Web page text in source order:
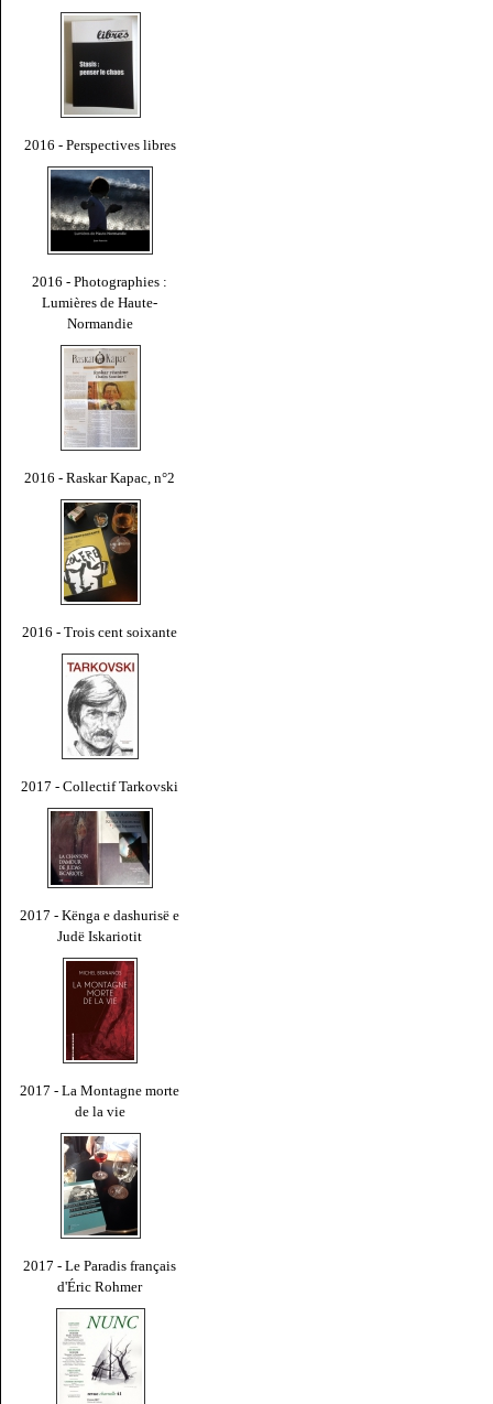
2016 - Perspectives libres
2016 - Photographies :
Lumières de Haute-
Normandie
2016 - Raskar Kapac, n°2
2016 - Trois cent soixante
2017 - Collectif Tarkovski
2017 - Kënga e dashurisë e
Judë Iskariotit
2017 - La Montagne morte
de la vie
2017 - Le Paradis français
d'Éric Rohmer